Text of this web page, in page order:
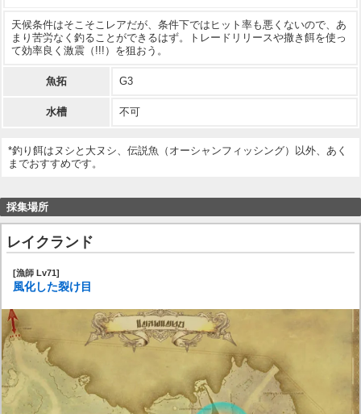
天候条件はそこそこレアだが、条件下ではヒット率も悪くないので、あ
まり苦労なく釣ることができるはず。トレードリリースや撒き餌を使っ
て効率良く激震（!!!）を狙おう。
魚拓 G3
水槽 不可
*釣り餌はヌシと大ヌシ、伝説魚（オーシャンフィッシング）以外、あく
までおすすめです。
採集場所
レイクランド
[漁師 Lv71]
風化した裂け目